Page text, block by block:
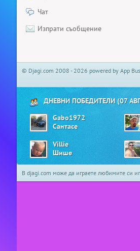
Чат
Изпрати съобщение
© Djagi.com 2008 - 2026 powered by App
ДНЕВНИ ПОБЕДИТЕЛИ (07
Gabo1972
Сантасе
Villie
Шише
В djagi.com може да играете любимите си